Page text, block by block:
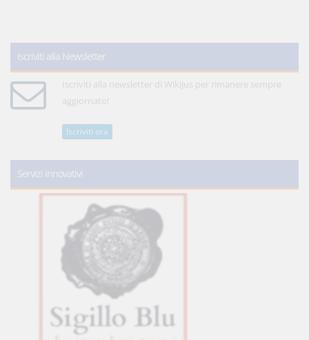
Iscriviti alla Newsletter
Iscriviti alla newsletter di WikiJus per rimanere sempre
aggiornato!
Iscriviti ora
Servizi innovativi